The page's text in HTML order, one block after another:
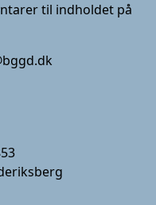
til indholdet på